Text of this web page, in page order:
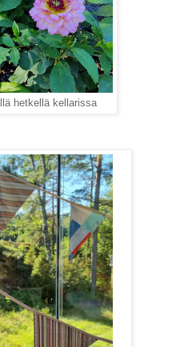
hetkellä kellarissa